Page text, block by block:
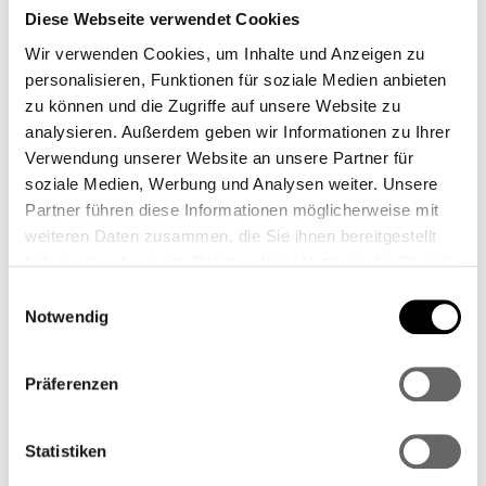
Diese Webseite verwendet Cookies
Wir verwenden Cookies, um Inhalte und Anzeigen zu
personalisieren, Funktionen für soziale Medien anbieten
zu können und die Zugriffe auf unsere Website zu
analysieren. Außerdem geben wir Informationen zu Ihrer
Verwendung unserer Website an unsere Partner für
soziale Medien, Werbung und Analysen weiter. Unsere
Partner führen diese Informationen möglicherweise mit
weiteren Daten zusammen, die Sie ihnen bereitgestellt
Notwendig
Präferenzen
Statistiken
PLZ Ort*
Land*
Lieferadresse weicht von Rechnungsadresse ab.